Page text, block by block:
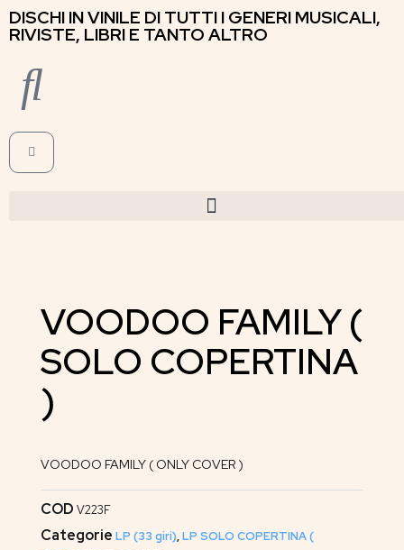
DISCHI IN VINILE DI TUTTI I GENERI MUSICALI,
RIVISTE, LIBRI E TANTO ALTRO
VOODOO FAMILY (
SOLO COPERTINA
)
VOODOO FAMILY ( ONLY COVER )
COD V223F
Categorie LP (33 giri),LP SOLO COPERTINA (